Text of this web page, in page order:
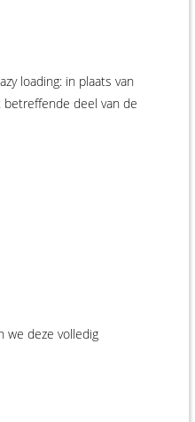
loading: in plaats van
deel van de
we deze volledig